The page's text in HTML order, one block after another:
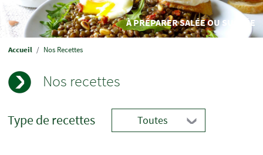
À PRÉPARER SALÉE OU SUCRÉE
Accueil Nos Recettes
Nos recettes
Type de recettes